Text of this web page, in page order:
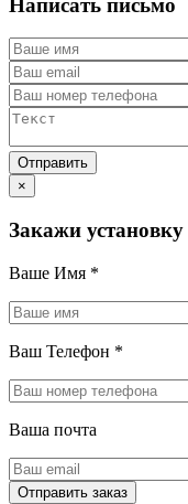
Написать письмо
×
Закажи
Ваше Имя *
Ваш Телефон *
Ваша почта